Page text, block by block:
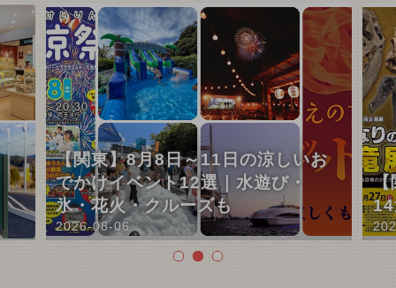
【関東】8月8日～11日の涼しいお
でかけイベント12選｜水遊び・
氷・花火・クルーズも
2026-08-06
【